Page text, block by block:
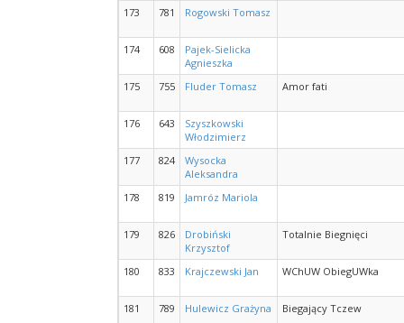
173 781 Rogowski Tomasz
174 608
Pajek-Sielicka
Agnieszka
175
755 Fluder Tomasz Amor fati
176 643
Szyszkowski
Włodzimierz
177
824
Wysocka
Aleksandra
178
819 Jamróz Mariola
179 826
Drobiński
Krzysztof
Totalnie Biegnięci
180 833 Krajczewski Jan WChUW ObiegUWka
181 789 Hulewicz Grażyna Biegający Tczew